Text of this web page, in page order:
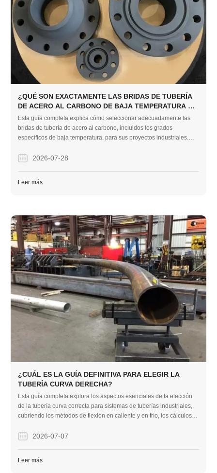
¿QUÉ SON EXACTAMENTE LAS BRIDAS DE TUBERÍA
DE ACERO AL CARBONO DE BAJA TEMPERATURA Y
CÓMO LAS ELIGE?
Esta guía completa explica cómo seleccionar adecuadamente las
bridas de tubería de acero al carbono, incluidos los grados
específicos de baja temperatura, para sus proyectos industriales.
acero aleado y una práctica lista de verificación de compra para
2026-07-28
Leer más
¿CUÁL ES LA GUÍA DEFINITIVA PARA ELEGIR LA
TUBERÍA CURVA DERECHA?
Esta guía completa explora los aspectos esenciales de la elección
de la tubería curva correcta para sistemas de tuberías industriales,
cubriendo los métodos de flexión en caliente y en frío, los cálculos
información práctica para ayudar a los compradores a optimizar el
2026-07-07
Leer más